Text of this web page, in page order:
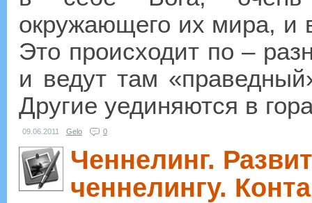
окружающего их мира, и
Это происходит по –
и ведут там
Другие уединяются в
09.06.2011 Gelo 0
Ченнелинг.
ченнелингу.